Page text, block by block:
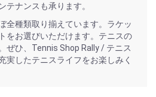
テナンスも承ります。
全種類取り揃えています。ラケッ
をお選びいただけます。テニスの
ぜひ、Tennis Shop Rally / テニス
実したテニスライフをお楽しみく